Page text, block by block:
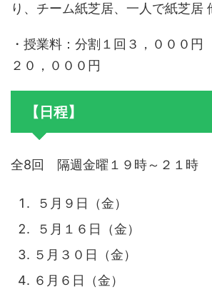
り、チーム紙芝居、一人で紙芝居
・授業料：分割１回３，０００
２０，０００円
【日程】
全8回 隔週金曜１９時～２１時
５月９日（金）
５月１６日（金）
５月３０日（金）
６月６日（金）